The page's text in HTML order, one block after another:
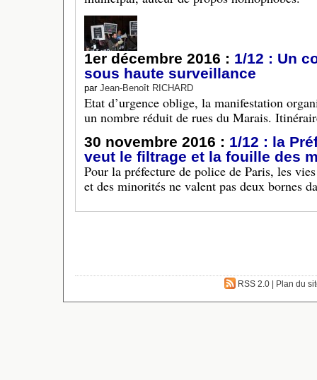
1er décembre 2016 : 1/12 : Un
sous haute surveillance
par Jean-Benoît RICHARD
Etat d’urgence oblige, la manifestation
un nombre réduit de rues du Marais.
30 novembre 2016 : 1/12 : la
veut le filtrage et la fouille des
Pour la préfecture de police de Paris, les
et des minorités ne valent pas deux bornes
RSS 2.0 | Plan du